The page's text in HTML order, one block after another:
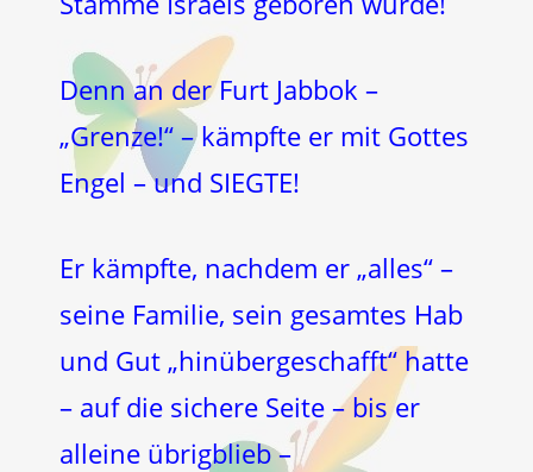
Denn an der Furt Jabbok –
„Grenze!“ – kämpfte er mit Gottes
Engel – und SIEGTE!
Er kämpfte, nachdem er „alles“ –
seine Familie, sein gesamtes Hab
und Gut „hinübergeschafft“ hatte
– auf die sichere Seite – bis er
alleine übrigblieb –